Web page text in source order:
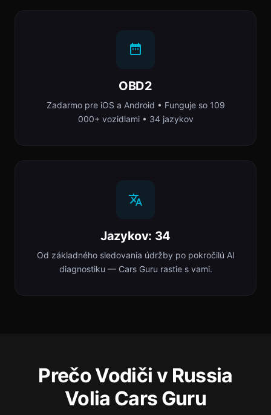
OBD2
Zadarmo pre iOS a Android • Funguje so 109
000+ vozidlami • 34 jazykov
Jazykov: 34
Od základného sledovania údržby po pokročilú AI
diagnostiku — Cars Guru rastie s vami.
Prečo Vodiči v Russia
Volia Cars Guru